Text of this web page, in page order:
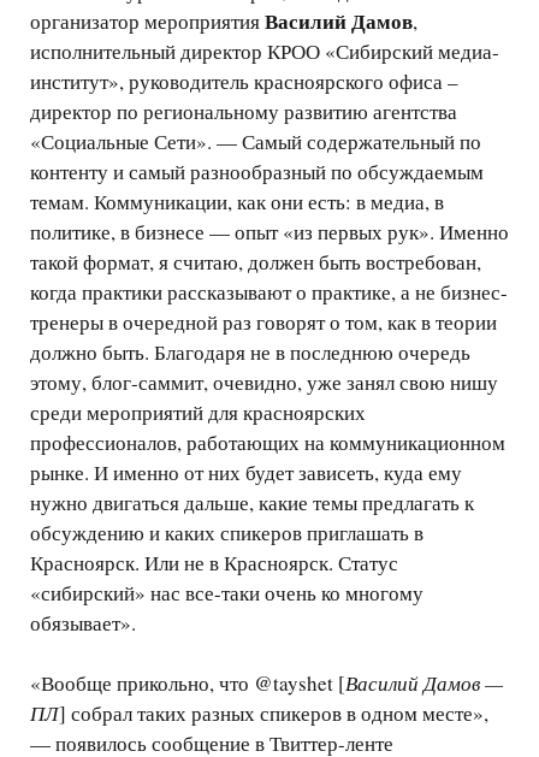
организатор мероприятияВасилий Дамов,
исполнительный директор КРОО «Сибирский медиа-
институт», руководитель красноярского офиса –
директор по региональному развитию агентства
«Социальные Сети». — Самый содержательный по
контенту и самый разнообразный по обсуждаемым
темам. Коммуникации, как они есть: в медиа, в
политике, в бизнесе — опыт «из первых рук». Именно
такой формат, я считаю, должен быть востребован,
когда практики рассказывают о практике, а не бизнес-
тренеры в очередной раз говорят о том, как в теории
должно быть. Благодаря не в последнюю очередь
этому, блог-саммит, очевидно, уже занял свою нишу
среди мероприятий для красноярских
профессионалов, работающих на коммуникационном
рынке. И именно от них будет зависеть, куда ему
нужно двигаться дальше, какие темы предлагать к
обсуждению и каких спикеров приглашать в
Красноярск. Или не в Красноярск. Статус
«сибирский» нас все-таки очень ко многому
обязывает».
«Вообще прикольно, что @tayshet [Василий Дамов —
ПЛ] собрал таких разных спикеров в одном месте»,
— появилось сообщение в Твиттер-ленте